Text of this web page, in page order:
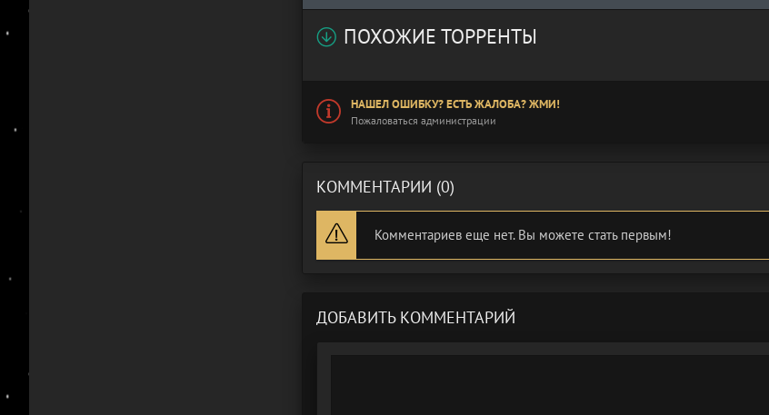
ПОХОЖИЕ ТОРРЕНТЫ
НАШЕЛ ОШИБКУ? ЕСТЬ ЖАЛОБА? ЖМИ!
Пожаловаться администрации
КОММЕНТАРИИ (0)
Комментариев еще нет. Вы можете стать первым!
ДОБАВИТЬ КОММЕНТАРИЙ